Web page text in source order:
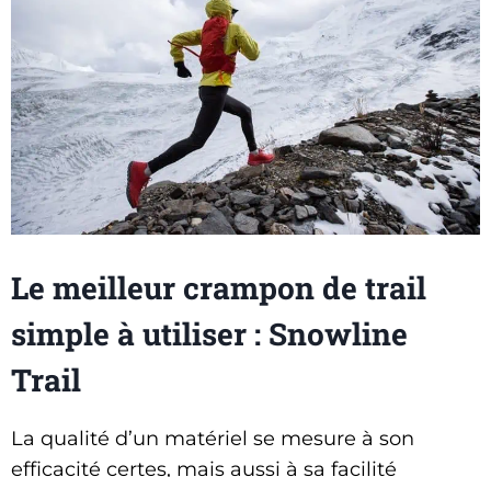
Le meilleur crampon de trail
simple à utiliser : Snowline
Trail
La qualité d’un matériel se mesure à son
efficacité certes, mais aussi à sa facilité